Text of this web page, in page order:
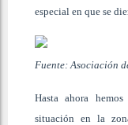
especial en que se
Fuente: Asociación
Hasta ahora
situación en la